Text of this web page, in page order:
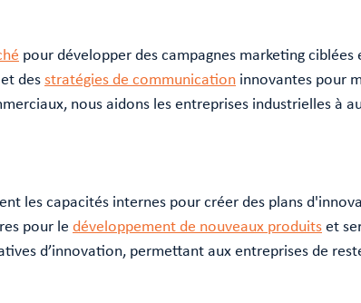
pour développer des campagnes marketing ciblées
et desstratégies de communication innovantes pour
nous aidons les entreprises industrielles à
les capacités internes pour créer des plans
pour le développement de nouveaux produitset
d’innovation, permettant aux entreprises de